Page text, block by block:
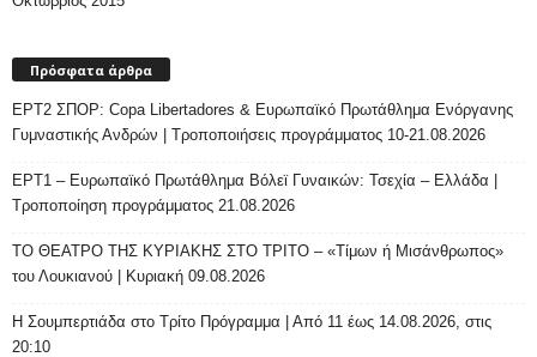
Πρόσφατα άρθρα
ΕΡΤ2 ΣΠΟΡ: Copa Libertadores & Ευρωπαϊκό Πρωτάθλημα Ενόργανης
Γυμναστικής Ανδρών | Τροποποιήσεις προγράμματος 10-21.08.2026
ΕΡΤ1 – Ευρωπαϊκό Πρωτάθλημα Βόλεϊ Γυναικών: Τσεχία – Ελλάδα |
Τροποποίηση προγράμματος 21.08.2026
ΤΟ ΘΕΑΤΡΟ ΤΗΣ ΚΥΡΙΑΚΗΣ ΣΤΟ ΤΡΙΤΟ – «Τίμων ή Μισάνθρωπος»
του Λουκιανού | Κυριακή 09.08.2026
H Σουμπερτιάδα στο Τρίτο Πρόγραμμα | Από 11 έως 14.08.2026, στις
20:10